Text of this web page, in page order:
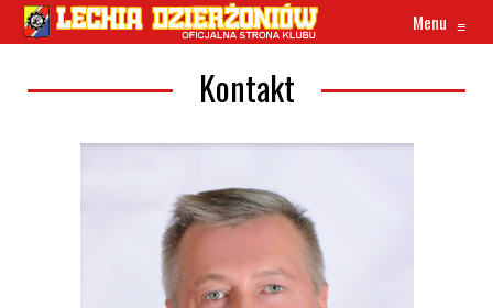
Menu ≡
Kontakt